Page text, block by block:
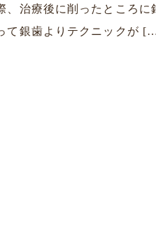
治療後に削ったところに
て銀歯よりテクニックが